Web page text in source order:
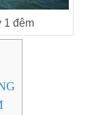
1 đêm